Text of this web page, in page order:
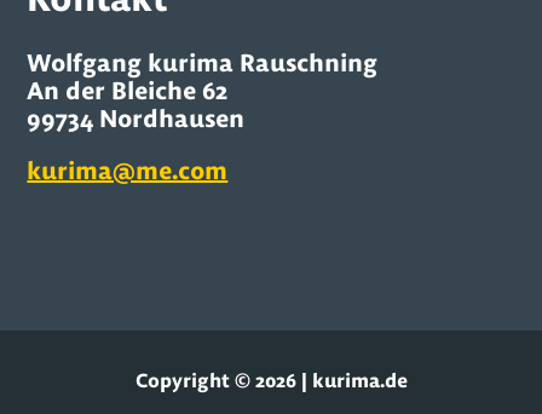
Wolfgang kurima Rauschning
An der Bleiche 62
99734 Nordhausen
kurima@me.com
Copyright © 2026 | kurima.de